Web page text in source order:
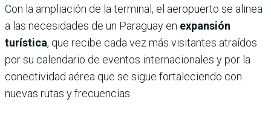
Con la ampliación de la terminal, el aeropuerto se alinea
a las necesidades de un Paraguay en expansión
turística, que recibe cada vez más visitantes atraídos
por su calendario de eventos internacionales y por la
conectividad aérea que se sigue fortaleciendo con
nuevas rutas y frecuencias.